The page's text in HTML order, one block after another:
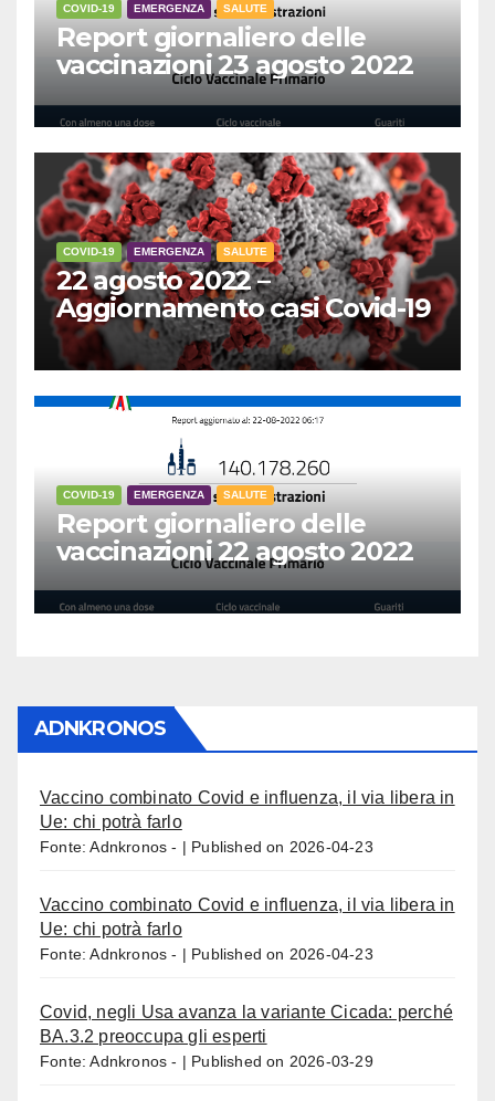
COVID-19 EMERGENZA SALUTE
Report giornaliero delle
vaccinazioni 23 agosto 2022
COVID-19 EMERGENZA SALUTE
22 agosto 2022 –
Aggiornamento casi Covid-19
COVID-19 EMERGENZA SALUTE
Report giornaliero delle
vaccinazioni 22 agosto 2022
ADNKRONOS
Vaccino combinato Covid e influenza, il via libera in
Ue: chi potrà farlo
Fonte: Adnkronos - Published on 2026-04-23
Vaccino combinato Covid e influenza, il via libera in
Ue: chi potrà farlo
Fonte: Adnkronos - Published on 2026-04-23
Covid, negli Usa avanza la variante Cicada: perché
BA.3.2 preoccupa gli esperti
Fonte: Adnkronos - Published on 2026-03-29